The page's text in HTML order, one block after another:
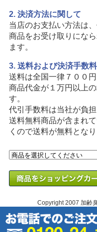
2. 決済方法に関して
当店のお支払い方法は
商品をお受け取りにな
ます。
3. 送料および決済手数
送料は全国一律７００
商品代金が１万円以上
す。
代引手数料は当社が負
送料無料商品が含まれ
くので送料が無料となり
Copyright 2007 加齢